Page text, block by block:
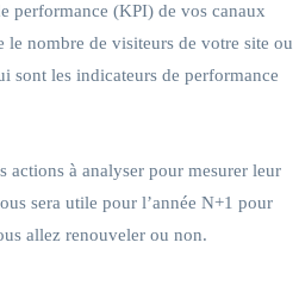
performance (KPI) de vos canaux
le nombre de visiteurs de votre site ou
sont les indicateurs de performance
actions à analyser pour mesurer leur
sera utile pour l’année N+1 pour
allez renouveler ou non.